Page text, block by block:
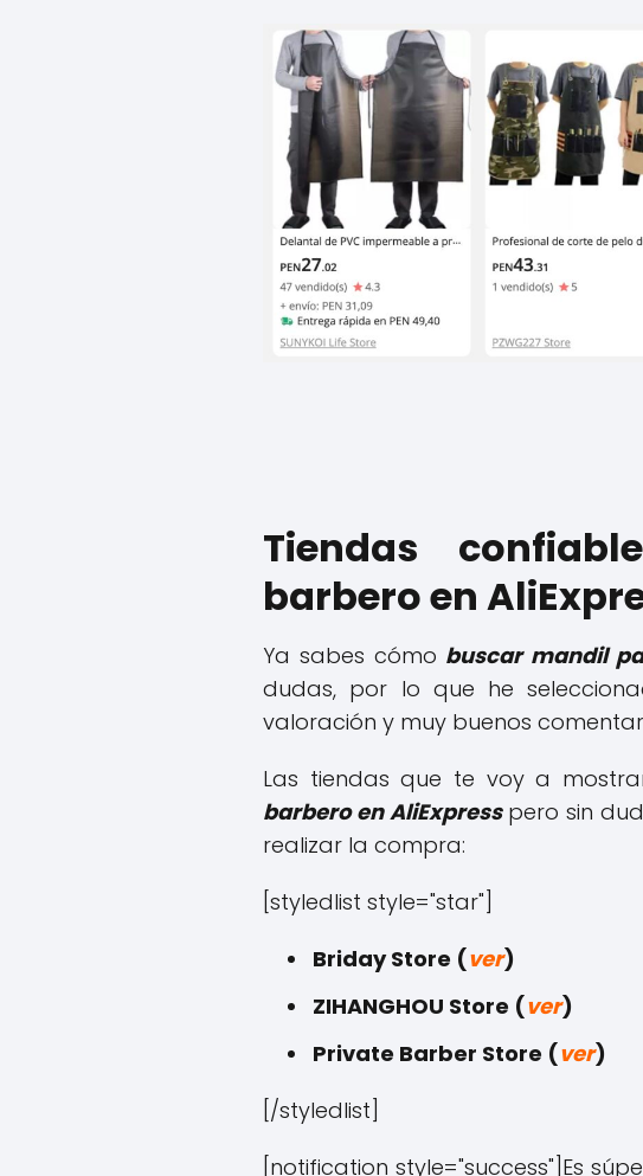
Tiendas
barbero en
Ya sabes cómo buscar mandil
dudas, por lo que he
valoración y muy buenos
Las tiendas que te voy a
barbero en AliExpresspero sin
realizar la compra:
[styledlist style="star"]
Briday Store (ver)
ZIHANGHOU Store (ver)
Private Barber Store (ver)
[/styledlist]
[notification style="success"]Es